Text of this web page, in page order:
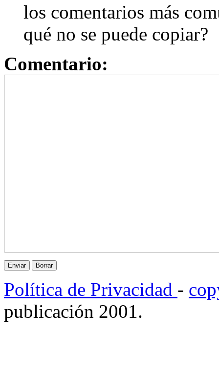
los comentarios más
qué no se puede copiar?
Comentario:
Política de Privacidad -
publicación 2001.